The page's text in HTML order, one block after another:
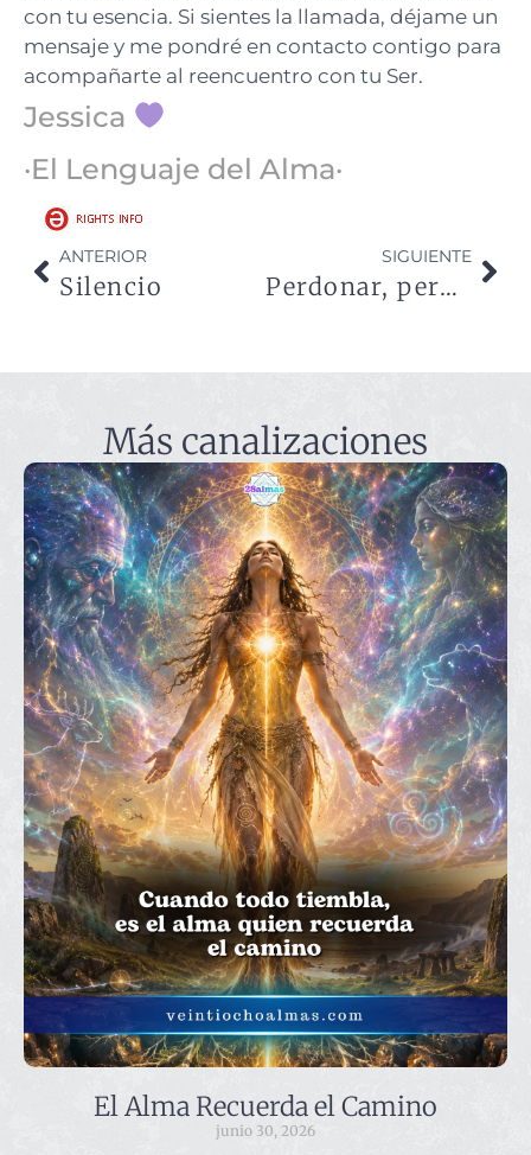
con tu esencia. Si sientes la llamada, déjame un
mensaje y me pondré en contacto contigo para
acompañarte al reencuentro con tu Ser.
Jessica
·El Lenguaje del Alma·
ANTERIOR
Silencio
SIGUIENTE
Perdonar, perdonarte, el mayor acto de amor
Más canalizaciones
El Alma Recuerda el Camino
junio 30, 2026